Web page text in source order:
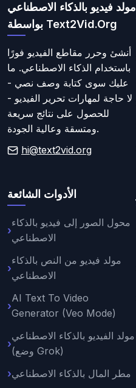
مولد فيديو بالذكاء الاصطناعي
بواسطة Text2Vid.Org
أنشئ وحرر مقاطع الفيديو فورًا
باستخدام الذكاء الاصطناعي. ما
عليك سوى كتابة وصف نصي -
لا حاجة لمهارات تحرير الفيديو -
للحصول على نتائج سريعة
ومتسقة وعالية الجودة.
hi@text2vid.org
الأدوات الشائعة
محول الصور إلى فيديو بالذكاء
الاصطناعي
مولد فيديو من النص بالذكاء
الاصطناعي
AI Text To Video
Generator (Veo Mode)
مولد الفيديو بالذكاء الاصطناعي
(وضع Grok)
مطر المال بالذكاء الاصطناعي